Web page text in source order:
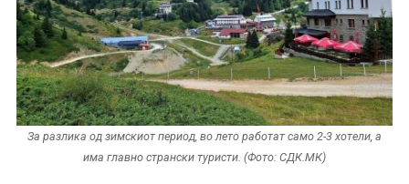
За разлика од зимскиот период, во лето работат само 2-3 хотели, а
има главно странски туристи. (Фото: СДК.МК)